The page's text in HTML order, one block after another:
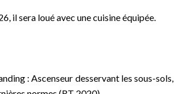
il sera loué avec une cuisine équipée.
: Ascenseur desservant les sous-sols,